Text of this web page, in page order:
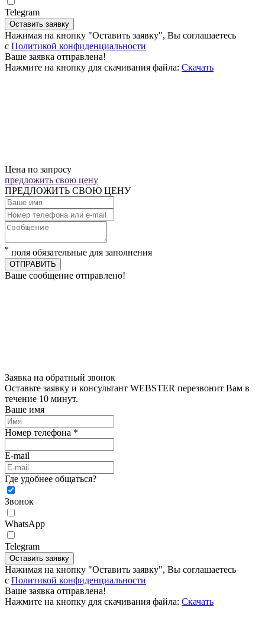
Telegram
Оставить заявку
Нажимая на кнопку "Оставить заявку", Вы соглашаетесь
c Политикой конфиденциальности
Ваше заявка отправлена!
Нажмите на кнопку для скачивания файла: Скачать
Цена по запросу
предложить свою цену
ПРЕДЛОЖИТЬ СВОЮ ЦЕНУ
* поля обязательные для заполнения
ОТПРАВИТЬ
Ваше сообщение отправлено!
Заявка на обратный звонок
Оставьте заявку и консультант WEBSTER перезвонит Вам в
течение 10 минут.
Ваше имя
Номер телефона *
E-mail
Где удобнее общаться?
Звонок
WhatsApp
Telegram
Оставить заявку
Нажимая на кнопку "Оставить заявку", Вы соглашаетесь
c Политикой конфиденциальности
Ваше заявка отправлена!
Нажмите на кнопку для скачивания файла: Скачать